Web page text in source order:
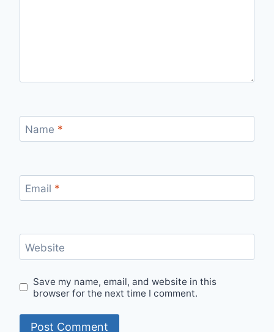
Name *
Email *
Website
Save my name, email, and website in this
browser for the next time I comment.